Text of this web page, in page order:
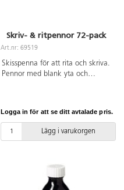
Skriv- & ritpennor 72-pack
Art.nr: 69519
Skisspenna för att rita och skriva.
Pennor med blank yta och
Logga in för att se ditt avtalade pris.
Lägg i varukorgen